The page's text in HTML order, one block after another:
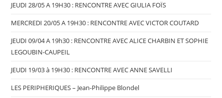
JEUDI 28/05 A 19H30 : RENCONTRE AVEC GIULIA FOÏS
MERCREDI 20/05 A 19H30 : RENCONTRE AVEC VICTOR COUTARD
JEUDI 09/04 A 19h30 : RENCONTRE AVEC ALICE CHARBIN ET SOPHIE
LEGOUBIN-CAUPEIL
JEUDI 19/03 à 19H30 : RENCONTRE AVEC ANNE SAVELLI
LES PERIPHERIQUES – Jean-Philippe Blondel